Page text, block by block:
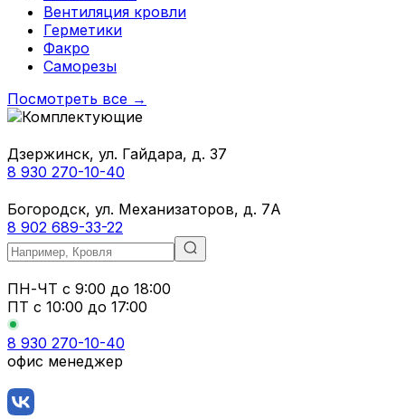
Вентиляция кровли
Герметики
Факро
Саморезы
Посмотреть все →
Дзержинск, ул. Гайдара, д. 37
8 930 270-10-40
Богородск, ул. Механизаторов, д. 7А
8 902 689-33-22
ПН-ЧТ с 9:00 до 18:00
ПТ с 10:00 до 17:00
8 930 270-10-40
офис менеджер